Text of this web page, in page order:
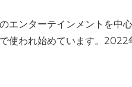
エンターテインメントを中
使われ始めています。